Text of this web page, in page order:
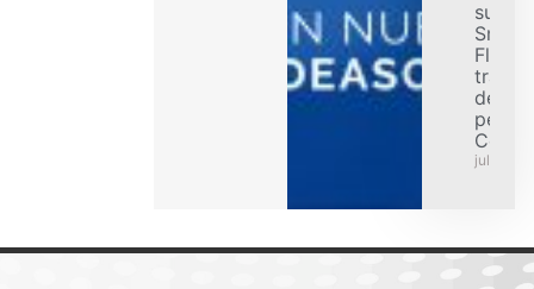
su
Smart
Flex
de
julio 31,